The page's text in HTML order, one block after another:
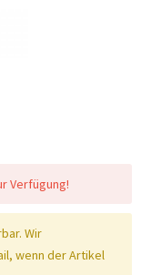
Verfügung!
Wir
wenn der Artikel